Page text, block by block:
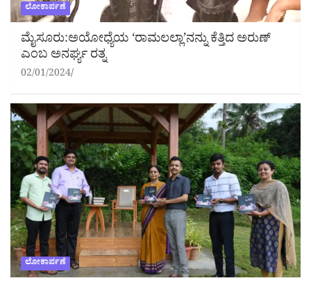
ಲೋಕಾರ್ಪಣೆ
ಮೈಸೂರು:ಅಯೋಧ್ಯೆಯ ‘ರಾಮಲಲ್ಲಾ’ನನ್ನು ಕೆತ್ತಿದ ಅರುಣ್
ಎಂಬ ಅನರ್ಘ್ಯ ರತ್ನ
02/01/2024
ಲೋಕಾರ್ಪಣೆ